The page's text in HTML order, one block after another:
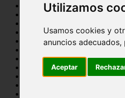
Utilizamos
Usamos cookies y
anuncios
Aceptar
tenencia responsable
mantenimiento
bienestar
peque os mam feros
verano